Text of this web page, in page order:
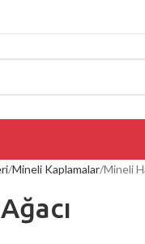
Mineli Kaplamalar Mineli